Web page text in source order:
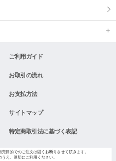
ご利用ガイド
お取引の流れ
お支払方法
サイトマップ
特定商取引法に基づく表記
目的でのご注文は固くお断りさせて頂きます。
え、適切にご利用ください。